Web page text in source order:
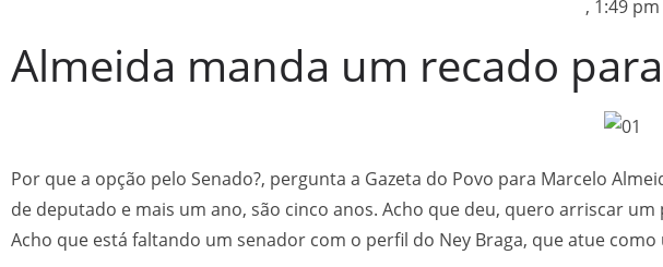
, 1:49 pm
Almeida manda um recado
Por que a opção pelo Senado?, pergunta a Gazeta do Povo para Marcelo
de deputado e mais um ano, são cinco anos. Acho que deu, quero arriscar
Acho que está faltando um senador com o perfil do Ney Braga, que atue